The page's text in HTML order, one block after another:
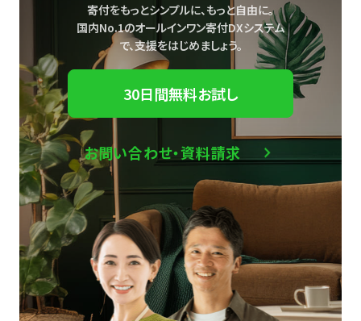
寄付をもっとシンプルに、もっと自由に。
国内No.1のオールインワン寄付DXシステム
で、支援をはじめましょう。
30日間無料お試し
お問い合わせ・資料請求